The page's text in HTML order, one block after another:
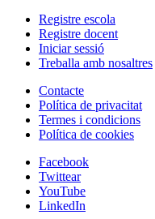
Registre escola
Registre docent
Iniciar sessió
Treballa amb nosaltres
Contacte
Política de privacitat
Termes i condicions
Política de cookies
Facebook
Twittear
YouTube
LinkedIn